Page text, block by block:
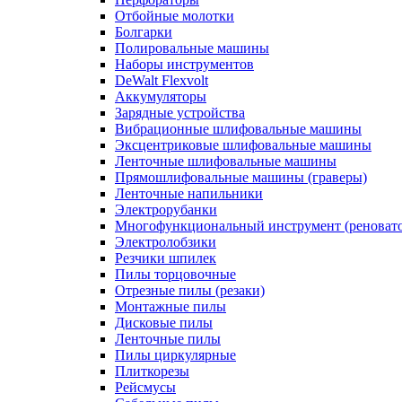
Отбойные молотки
Болгарки
Полировальные машины
Наборы инструментов
DeWalt Flexvolt
Аккумуляторы
Зарядные устройства
Вибрационные шлифовальные машины
Эксцентриковые шлифовальные машины
Ленточные шлифовальные машины
Прямошлифовальные машины (граверы)
Ленточные напильники
Электрорубанки
Многофункциональный инструмент
Электролобзики
Резчики шпилек
Пилы торцовочные
Отрезные пилы (резаки)
Монтажные пилы
Дисковые пилы
Ленточные пилы
Пилы циркулярные
Плиткорезы
Рейсмусы